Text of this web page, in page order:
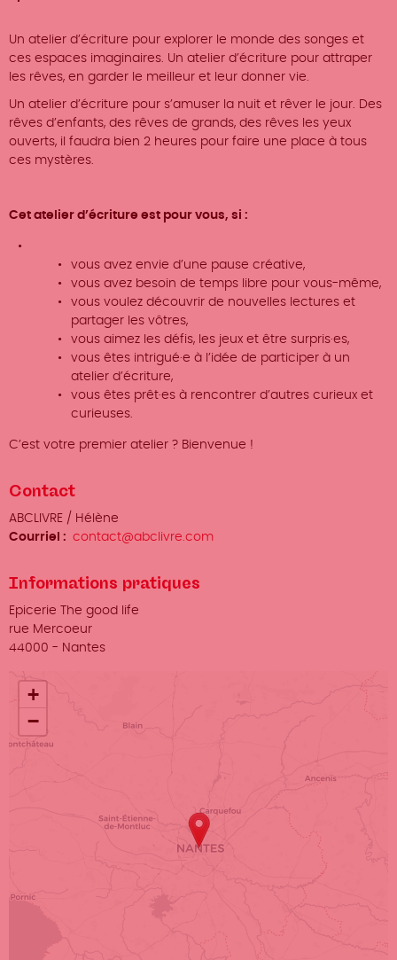
Un atelier d’écriture pour explorer le monde des songes et
ces espaces imaginaires. Un atelier d’écriture pour attraper
les rêves, en garder le meilleur et leur donner vie.
Un atelier d’écriture pour s’amuser la nuit et rêver le jour. Des
rêves d’enfants, des rêves de grands, des rêves les yeux
ouverts, il faudra bien 2 heures pour faire une place à tous
ces mystères.
Cet atelier d’écriture est pour vous, si :
vous avez envie d’une pause créative,
vous avez besoin de temps libre pour vous-même,
vous voulez découvrir de nouvelles lectures et
partager les vôtres,
vous aimez les défis, les jeux et être surpris·es,
vous êtes intrigué·e à l’idée de participer à un
atelier d’écriture,
vous êtes prêt·es à rencontrer d’autres curieux et
curieuses.
C’est votre premier atelier ? Bienvenue !
Contact
Organisateur
/
Nom
ABCLIVRE / Hélène
Courriel
contact@abclivre.com
Informations pratiques
Lieu
Epicerie The good life
Adresse
rue Mercoeur
Ville
44000 - Nantes
+
−